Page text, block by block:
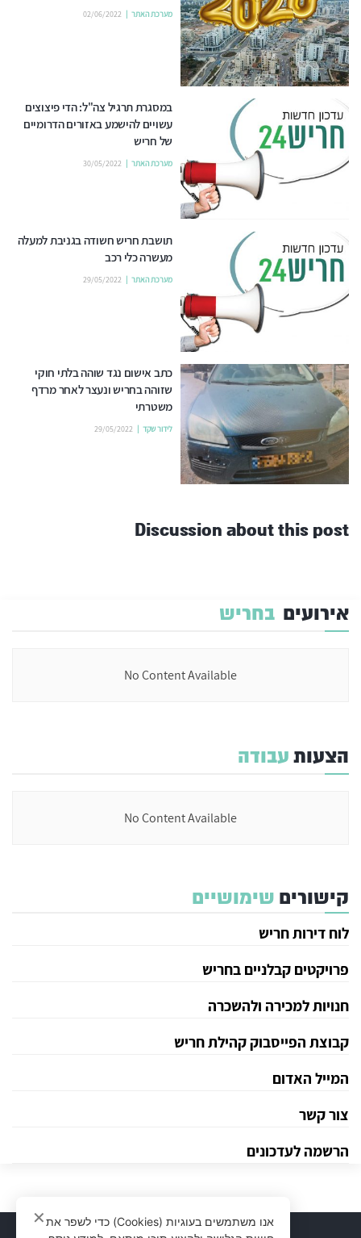
מערכת האתר 02/06/2022
במסגרת תרגיל צה"ל: הדי פיצוצים
עשויים להישמע באזורים הדרומיים
של חריש
מערכת האתר 30/05/2022
תושבת חריש חשודה בגניבת למעלה
מעשרה כלי רכב
מערכת האתר 29/05/2022
כתב אישום נגד שוהה בלתי חוקי
שזוהה בחריש ונעצר לאחר מרדף
משטרתי
לידור שקד 29/05/2022
Discussion about this post
אירועים בחריש
No Content Available
הצעותעבודה
No Content Available
קישורים שימושיים
לוח דירות חריש
פרויקטים קבלניים בחריש
חנויות למכירה ולהשכרה
קבוצת הפייסבוק קהילת חריש
המייל האדום
צור קשר
הרשמה לעדכונים
אנו משתמשים בעוגיות (Cookies) כדי לשפר את✕